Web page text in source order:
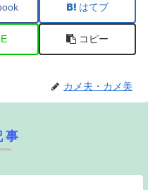
はてブ
コピー
カメ夫・カメ美
事